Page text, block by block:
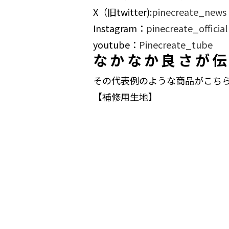
X（旧twitter):pinecreate_news
Instagram： pinecreate_official
youtube： Pinecreate_tube
なかなか良さが
その代表例のような商品がこち
【補修用生地】